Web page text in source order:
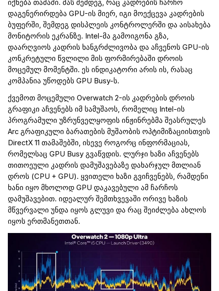
იქნება თამაში. მას შემდეგ, რაც კადრების ჩარჩო
დაგენერირდება GPU-ის მიერ, იგი მოექცევა კადრების
ბუფერში, შემდეგ დისპლეის კონტროლერში და აისახება
მონიტორის ეკრანზე. Intel-მა გამოიგონა გზა,
დაარღვიოს კადრის ხანგრძლივობა და აჩვენოს GPU-ის
კონკრეტული წვლილი მის ფორმირებაში დროის
მოცემულ მომენტში. ეს ინდიკატორი არის ის, რასაც
კომპანია უწოდებს GPU Busy-ს.
ქვემოთ მოცემული Overwatch 2-ის კადრების დროის
გრაფიკი აჩვენებს იმ სამუშაოს, რომელიც Intel-ის
პროგრამული უზრუნველყოფის ინჟინრებმა შეასრულეს
Arc გრაფიკული ბარათების მუშაობის ოპტიმიზაციისთვის
DirectX 11 თამაშებში, ისევე როგორც ინფორმაციას,
რომელსაც GPU Busy გვაწვდის. ლურჯი ხაზი აჩვენებს
თითოეული კადრის დამუშავებაზე დახარჯულ მთლიან
დროს (CPU + GPU). ყვითელი ხაზი გვიჩვენებს, რამდენი
ხანი იყო მხოლოდ GPU დაკავებული ამ ჩარჩოს
დამუშავებით. იდეალურ შემთხვევაში ორივე ხაზის
მწვერვალი უნდა იყოს გლუვი და რაც შეიძლება ახლოს
იყოს ერთმანეთთან.